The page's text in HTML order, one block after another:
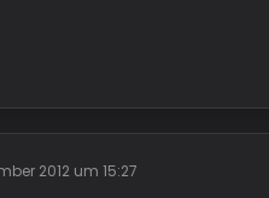
2012 um 15:27